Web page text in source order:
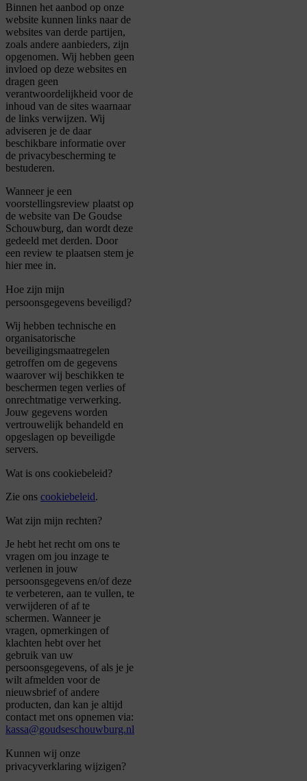
Binnen het aanbod op onze
website kunnen links naar de
websites van derde partijen,
zoals andere aanbieders, zijn
opgenomen. Wij hebben geen
invloed op deze websites en
dragen geen
verantwoordelijkheid voor de
inhoud van de sites waarnaar
de links verwijzen. Wij
adviseren je de daar
beschikbare informatie over
de privacybescherming te
bestuderen.
Wanneer je een
voorstellingsreview plaatst op
de website van De Goudse
Schouwburg, dan wordt deze
gedeeld met derden. Door
een review te plaatsen stem je
hier mee in.
Hoe zijn mijn
persoonsgegevens beveiligd?
Wij hebben technische en
organisatorische
beveiligingsmaatregelen
getroffen om de gegevens
waarover wij beschikken te
beschermen tegen verlies of
onrechtmatige verwerking.
Jouw gegevens worden
vertrouwelijk behandeld en
opgeslagen op beveiligde
servers.
Wat is ons cookiebeleid?
Zie ons cookiebeleid.
Wat zijn mijn rechten?
Je hebt het recht om ons te
vragen om jou inzage te
verlenen in jouw
persoonsgegevens en/of deze
te verbeteren, aan te vullen, te
verwijderen of af te
schermen. Wanneer je
vragen, opmerkingen of
klachten hebt over het
gebruik van uw
persoonsgegevens, of als je je
wilt afmelden voor de
nieuwsbrief of andere
producten, dan kan je altijd
contact met ons opnemen via:
kassa@goudseschouwburg.nl
Kunnen wij onze
privacyverklaring wijzigen?